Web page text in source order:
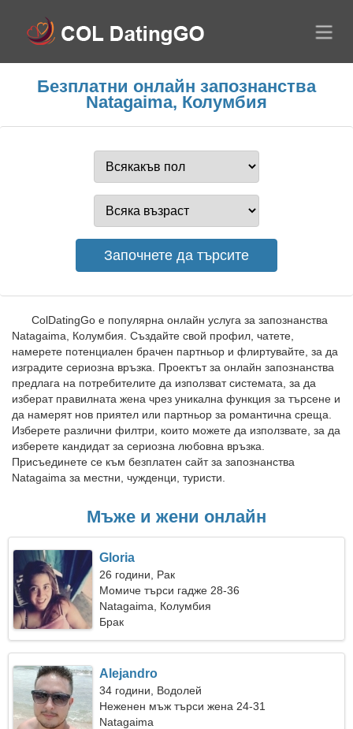
Безплатни онлайн запознанства
Natagaima, Колумбия
ColDatingGo е популярна онлайн услуга за запознанства
Natagaima, Колумбия. Създайте свой профил, чатете,
намерете потенциален брачен партньор и флиртувайте, за да
изградите сериозна връзка. Проектът за онлайн запознанства
предлага на потребителите да използват системата, за да
изберат правилната жена чрез уникална функция за търсене и
да намерят нов приятел или партньор за романтична среща.
Изберете различни филтри, които можете да използвате, за да
изберете кандидат за сериозна любовна връзка.
Присъединете се към безплатен сайт за запознанства
Natagaima за местни, чужденци, туристи.
Мъже и жени онлайн
Gloria
26 години, Рак
Момиче търси гадже 28-36
Natagaima, Колумбия
Брак
Alejandro
34 години, Водолей
Неженен мъж търси жена 24-31
Natagaima